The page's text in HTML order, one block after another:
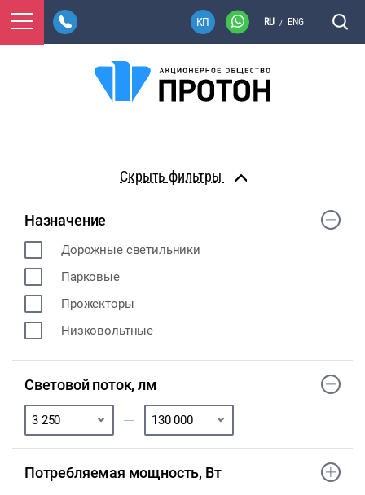
RU / ENG
фильтры
Назначение
Дорожные светильники
Парковые
Прожекторы
Низковольтные
Световой поток, лм
Потребляемая мощность, Вт